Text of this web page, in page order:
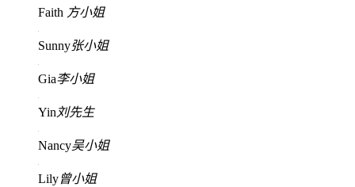
Faith 方小姐
Sunny张小姐
Gia李小姐
Yin 刘先生
Nancy吴小姐
Lily曾小姐